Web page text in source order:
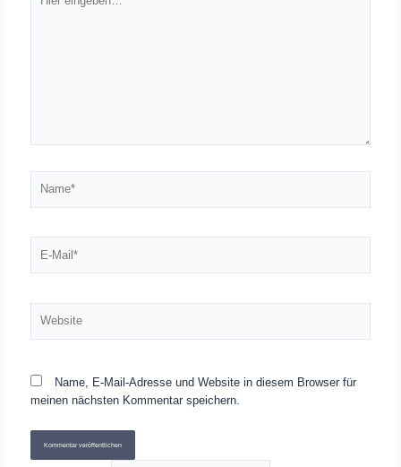
eingeben…
Mail*
Name, E-Mail-Adresse und Website in diesem Browser für
meinen nächsten Kommentar speichern.